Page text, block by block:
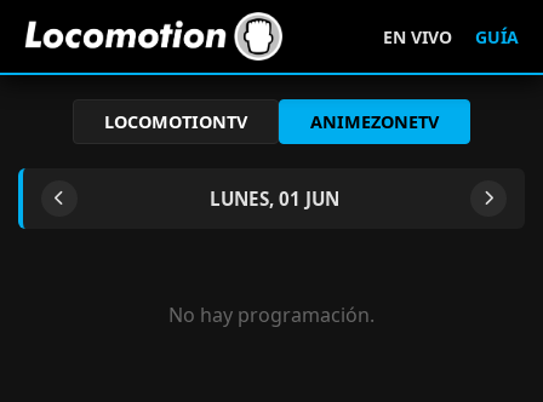
EN VIVO GUÍA
LOCOMOTIONTV ANIMEZONETV
LUNES, 01 JUN
No hay programación.